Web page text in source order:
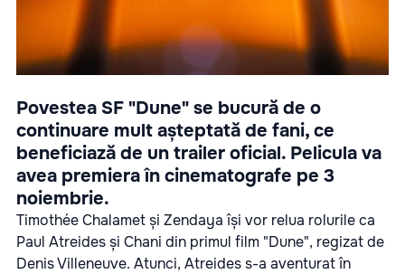
Povestea SF "Dune" se bucură de o
continuare mult așteptată de fani, ce
beneficiază de un trailer oficial. Pelicula va
avea premiera în cinematografe pe 3
noiembrie.
Timothée Chalamet și Zendaya își vor relua rolurile ca
Paul Atreides și Chani din primul film "Dune", regizat de
Denis Villeneuve. Atunci, Atreides s-a aventurat în